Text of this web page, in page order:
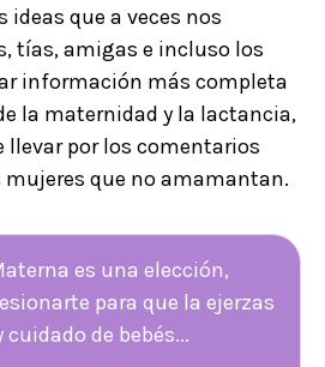
ideas que a veces nos
tías, amigas e incluso los
información más completa
la maternidad y la lactancia,
llevar por los comentarios
que no amamantan.
es una elección,
para que la ejerzas
de bebés...